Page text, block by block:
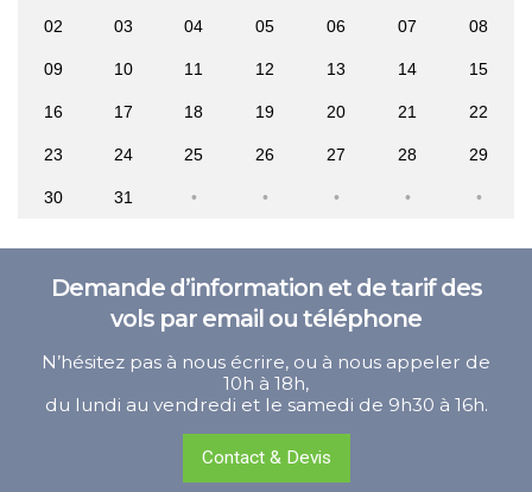
02 03 04 05 06 07 08
09 10 11 12 13 14 15
16 17 18 19 20 21 22
23 24 25 26 27 28 29
30 31
Demande d’information et de tarif des
vols par email ou téléphone
N’hésitez pas à nous écrire, ou à nous appeler de
10h à 18h,
du lundi au vendredi et le samedi de 9h30 à 16h.
Contact & Devis